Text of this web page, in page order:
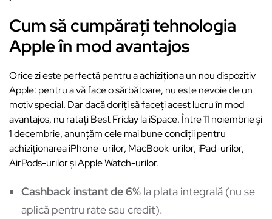
Cum să cumpărați tehnologia
Apple în mod avantajos
Orice zi este perfectă pentru a achiziționa un nou dispozitiv
Apple: pentru a vă face o sărbătoare, nu este nevoie de un
motiv special. Dar dacă doriți să faceți acest lucru în mod
avantajos, nu ratați Best Friday la iSpace. Între 11 noiembrie și
1 decembrie, anunțăm cele mai bune condiții pentru
achiziționarea iPhone-urilor, MacBook-urilor, iPad-urilor,
AirPods-urilor și Apple Watch-urilor.
Cashback instant de 6% la plata integrală (nu se
aplică pentru rate sau credit).